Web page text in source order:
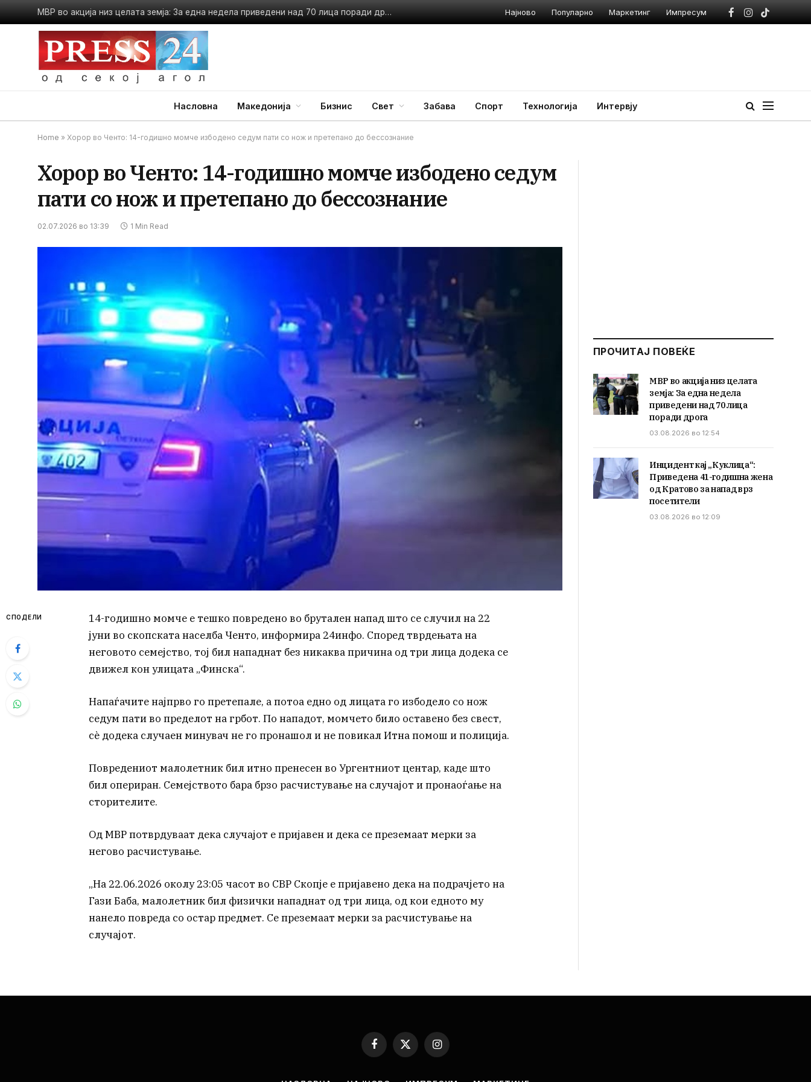
МВР во акција низ целата земја: За една недела приведени над 70 лица поради дрога Најново Популарно Маркетинг Импресум
Facebook
Instagram
TikTok
Насловна Македонија Бизнис Свет Забава Спорт Технологија Интервју
Home » Хорор во Ченто: 14-годишно момче избодено седум пати со нож и претепано до бессознание
Хорор во Ченто: 14-годишно момче избодено седум
пати со нож и претепано до бессознание
02.07.2026 во 13:39 1 Min Read
СПОДЕЛИ
14-годишно момче е тешко повредено во брутален напад што се случил на 22
јуни во скопската населба Ченто, информира 24инфо. Според тврдењата на
неговото семејство, тој бил нападнат без никаква причина од три лица додека се
движел кон улицата „Финска“.
Напаѓачите најпрво го претепале, а потоа едно од лицата го избодело со нож
седум пати во пределот на грбот. По нападот, момчето било оставено без свест,
сè додека случаен минувач не го пронашол и не повикал Итна помош и полиција.
Повредениот малолетник бил итно пренесен во Ургентниот центар, каде што
бил опериран. Семејството бара брзо расчистување на случајот и пронаоѓање на
сторителите.
Од МВР потврдуваат дека случајот е пријавен и дека се преземаат мерки за
негово расчистување.
„На 22.06.2026 околу 23:05 часот во СВР Скопје е пријавено дека на подрачјето на
Гази Баба, малолетник бил физички нападнат од три лица, од кои едното му
нанело повреда со остар предмет. Се преземаат мерки за расчистување на
случајот.
ПРОЧИТАЈ ПОВЕЌЕ
МВР во акција низ целата
земја: За една недела
приведени над 70 лица
поради дрога
03.08.2026 во 12:54
Инцидент кај „Куклица“:
Приведена 41-годишна жена
од Кратово за напад врз
посетители
03.08.2026 во 12:09
Facebook
X
Instagram